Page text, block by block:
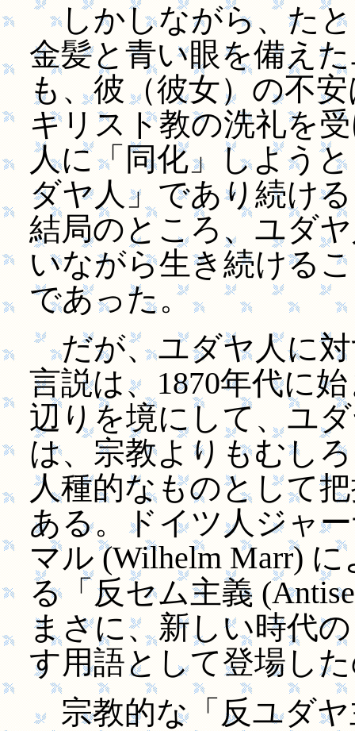
しかしながら、たと
金髪と青い眼を備え
も、彼（彼女）の不
キリスト教の洗礼を
人に「同化」しよう
ダヤ人」であり続け
結局のところ、ユダ
いながら生き続ける
であった。
だが、ユダヤ人に対
言説は、1870年代に
辺りを境にして、ユ
は、宗教よりもむし
人種的なものとして
ある。ドイツ人ジャ
マル (Wilhelm Marr)
る「反セム主義
まさに、新しい時代
す用語として登場し
宗教的な「反ユダヤ